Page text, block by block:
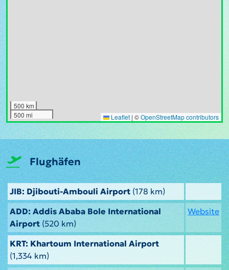
500 km
500 mi
Leaflet | ©OpenStreetMap contributors
Flughäfen
JIB: Djibouti-Ambouli Airport (178 km)
ADD: Addis Ababa Bole International
Airport(520 km)
Website
KRT: Khartoum International Airport
(1,334 km)